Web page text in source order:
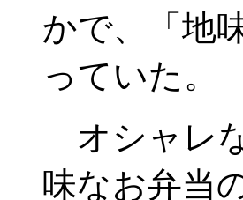
かで、「地
っていた。
オシャレ
味なお弁当